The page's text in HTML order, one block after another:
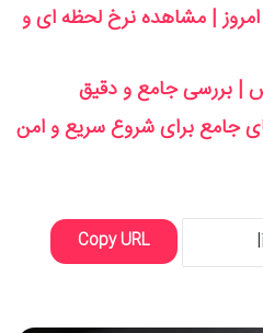
| مشاهده نرخ لحظه ای و
| بررسی جامع و دقیق
جامع برای شروع سریع و امن
Copy URL